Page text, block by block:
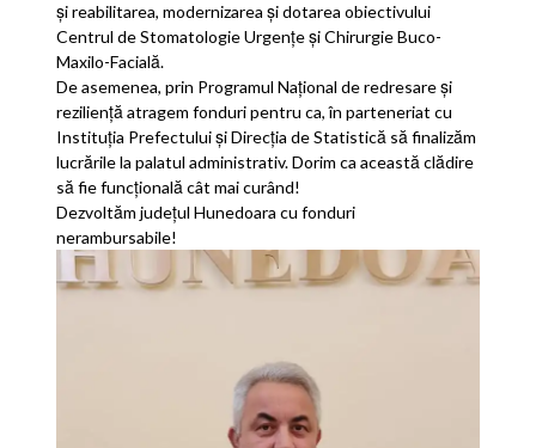
și reabilitarea, modernizarea și dotarea obiectivului
Centrul de Stomatologie Urgențe și Chirurgie Buco-
Maxilo-Facială.
De asemenea, prin Programul Național de redresare și
reziliență atragem fonduri pentru ca, în parteneriat cu
Instituția Prefectului și Direcția de Statistică să finalizăm
lucrările la palatul administrativ. Dorim ca această clădire
să fie funcțională cât mai curând!
Dezvoltăm județul Hunedoara cu fonduri
nerambursabile!